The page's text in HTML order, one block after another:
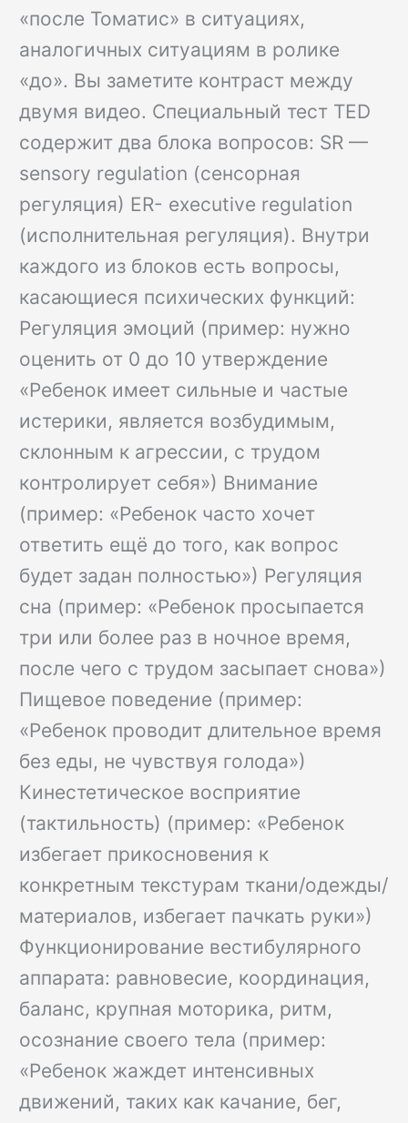
«после Томатис» в ситуациях,
аналогичных ситуациям в ролике
«до». Вы заметите контраст между
двумя видео. Специальный тест TED
содержит два блока вопросов: SR —
sensory regulation (сенсорная
регуляция) ER- executive regulation
(исполнительная регуляция). Внутри
каждого из блоков есть вопросы,
касающиеся психических функций:
Регуляция эмоций (пример: нужно
оценить от 0 до 10 утверждение
«Ребенок имеет сильные и частые
истерики, является возбудимым,
склонным к агрессии, с трудом
контролирует себя») Внимание
(пример: «Ребенок часто хочет
ответить ещё до того, как вопрос
будет задан полностью») Регуляция
сна (пример: «Ребенок просыпается
три или более раз в ночное время,
после чего с трудом засыпает снова»)
Пищевое поведение (пример:
«Ребенок проводит длительное время
без еды, не чувствуя голода»)
Кинестетическое восприятие
(тактильность) (пример: «Ребенок
избегает прикосновения к
конкретным текстурам ткани/одежды/
материалов, избегает пачкать руки»)
Функционирование вестибулярного
аппарата: равновесие, координация,
баланс, крупная моторика, ритм,
осознание своего тела (пример:
«Ребенок жаждет интенсивных
движений, таких как качание, бег,